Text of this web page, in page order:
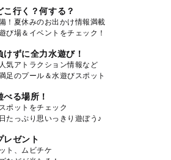
こ行く？何する？
！夏休みのお出かけ情報満載
び場＆イベントをチェック！
けずに全力水遊び！
気アトラクション情報など
足のプール＆水遊びスポット
る場所！
ポットをチェック
たっぷり思いっきり遊ぼう♪
レゼント
ト、ムビチケ